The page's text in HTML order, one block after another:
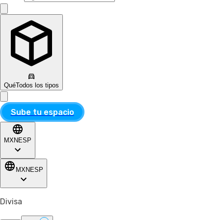
QuéTodos los tipos
Sube tu espacio
MXN ESP
MXN ESP
Divisa